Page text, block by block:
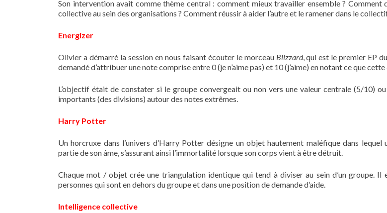
Son intervention avait comme thème central : comment mieux travailler ensemble ? Comment
collective au sein des organisations ? Comment réussir à aider l’autre et le ramener dans le
Energizer
Olivier a démarré la session en nous faisant écouter le morceau Blizzard, qui est le premier EP
demandé d’attribuer une note comprise entre 0 (je n’aime pas) et 10 (j’aime) en notant ce que
L’objectif était de constater si le groupe convergeait ou non vers une valeur centrale (5/10)
importants (des divisions) autour des notes extrêmes.
Harry Potter
Un horcruxe dans l’univers d’Harry Potter désigne un objet hautement maléfique dans lequel
partie de son âme, s’assurant ainsi l’immortalité lorsque son corps vient à être détruit.
Chaque mot / objet crée une triangulation identique qui tend à diviser au sein d’un groupe. Il
personnes qui sont en dehors du groupe et dans une position de demande d’aide.
Intelligence collective